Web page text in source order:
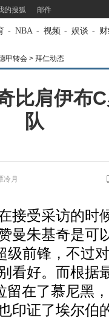
的搜狐 邮件
- NBA - 视频 - 娱谈 -
甲转会 > 拜仁动态
比肩伊布
队
冷月
接受采访的时
曼朱基奇是可
级前锋，不过
看好。而根据
留在了慕尼黑
印证了埃尔伯